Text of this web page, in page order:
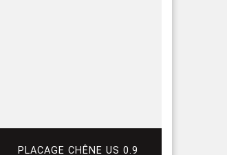
PLACAGE CHÊNE US 0.9